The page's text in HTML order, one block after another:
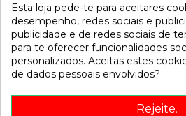
Referência 781321
Disponível a partir de: 2023-10-05
Descrição
Esta loja pede-te para aceitares
desempenho, redes sociais e
publicidade e de redes sociais de
para te oferecer funcionalidades
personalizados. Aceitas estes
de dados pessoais envolvidos?
Rejeite.